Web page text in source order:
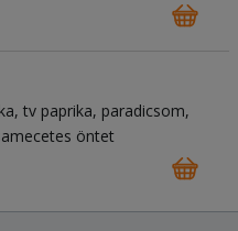
tv paprika paradicsom
öntet